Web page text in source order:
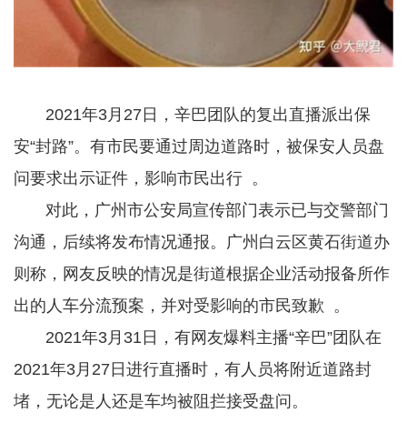
2021年3月27日，辛巴团队的复出直播派出保
安“封路”。有市民要通过周边道路时，被保安人员盘
问要求出示证件，影响市民出行 。
对此，广州市公安局宣传部门表示已与交警部门
沟通，后续将发布情况通报。广州白云区黄石街道办
则称，网友反映的情况是街道根据企业活动报备所作
出的人车分流预案，并对受影响的市民致歉 。
2021年3月31日，有网友爆料主播“辛巴”团队在
2021年3月27日进行直播时，有人员将附近道路封
堵，无论是人还是车均被阻拦接受盘问。